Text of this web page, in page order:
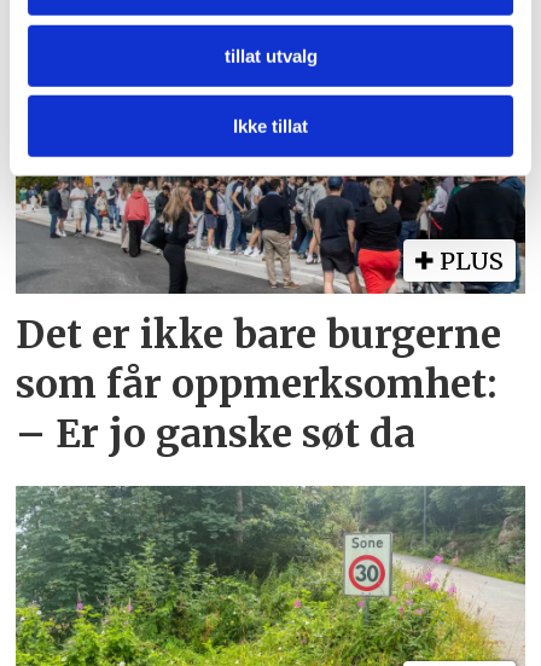
mediefunksjoner og for å analysere trafikken vår. Vi deler
vårt, med partnerne våre innen sosiale medier,
annonsering og analysearbeid, som kan kombinere den
med annen informasjon du har gjort tilgjengelig for dem,
eller som de har samlet inn gjennom din bruk av
tjenestene deres.
tillat utvalg
Ikke tillat
plassen i serien
PLUS
Det er ikke bare burgerne
som får oppmerksomhet:
– Er jo ganske søt da